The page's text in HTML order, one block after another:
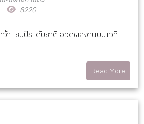
8220
าแชมป์ระดับชาติ อวดผลงานบนเวที
Read More